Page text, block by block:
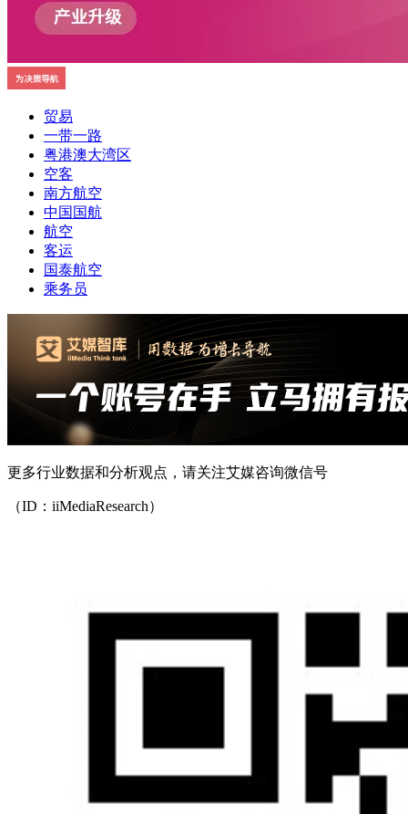
贸易
一带一路
粤港澳大湾区
空客
南方航空
中国国航
航空
客运
国泰航空
乘务员
更多行业数据和分析观点，请关注艾媒咨询微信号
（ID：iiMediaResearch）